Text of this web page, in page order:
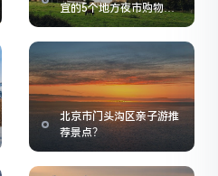
宜的5个地方夜市购物指
南
北京市门头沟区亲子游推
荐景点？